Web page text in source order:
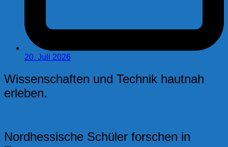
20. Juli 2026
Wissenschaften und Technik hautnah
erleben.
Nordhessische Schüler forschen in